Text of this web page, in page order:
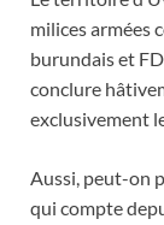
milices armées
burundais et
conclure
exclusivement
Aussi, peut-on
qui compte